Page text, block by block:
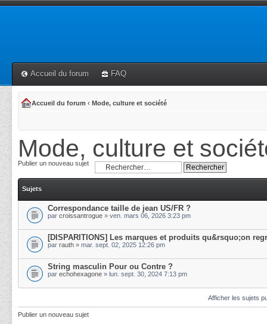
Accueil du forum FAQ
Accueil du forum ‹ Mode, culture et société
Mode, culture et
Publier un nouveau sujet
Sujets
Correspondance taille de jean US/FR ?
par croissantrogue » ven. mars 06, 2026 3:23 pm
[DISPARITIONS] Les marques et produits qu&rsquo;on
par rauth » mar. sept. 02, 2025 12:26 pm
String masculin Pour ou Contre ?
par echohexagone » lun. sept. 30, 2024 7:13 pm
Afficher les sujets
Publier un nouveau sujet